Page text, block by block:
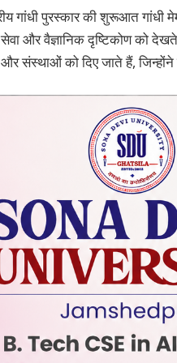
गांधी पुरस्‍कार की शुरूआत गांधी
और वैज्ञानिक दृष्टिकोण को
और संस्‍थाओं को दिए जाते हैं,